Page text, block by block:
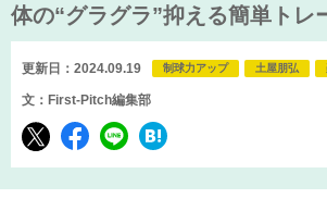
体の“グラグラ”抑える簡単トレ
更新日：2024.09.19 制球力アップ 土屋朋弘
文：First-Pitch編集部